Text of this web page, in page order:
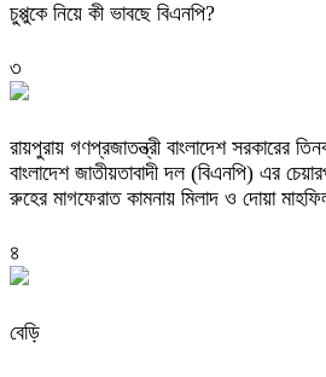
চুপ্পুকে নিয়ে কী ভাবছে বিএনপি?
৩
রায়পুরায় গণপ্রজাতন্ত্রী বাংলাদেশ সরকারের
বাংলাদেশ জাতীয়তাবাদী দল (বিএনপি) এর
রুহের মাগফেরাত কামনায় মিলাদ ও দোয়া
৪
বেড়ি